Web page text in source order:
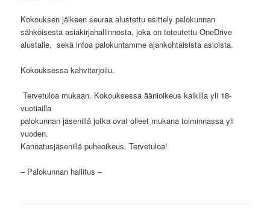
Kokouksen jälkeen seuraa alustettu esittely palokunnan
sähköisestä asiakirjahallinnosta, joka on toteutettu OneDrive
alustalle, sekä infoa palokuntamme ajankohtaisista asioista.
Kokouksessa kahvitarjoilu.
Tervetuloa mukaan. Kokouksessa äänioikeus kaikilla yli 18-
vuotiailla
palokunnan jäsenillä jotka ovat olleet mukana toiminnassa yli
vuoden.
Kannatusjäsenillä puheoikeus. Tervetuloa!
– Palokunnan hallitus –